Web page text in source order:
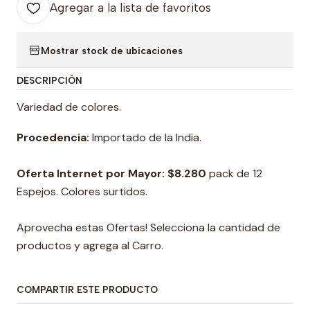
Agregar a la lista de favoritos
Mostrar stock de ubicaciones
DESCRIPCIÓN
Variedad de colores.
Procedencia: Importado de la India.
Oferta Internet por Mayor: $8.280 pack de 12
Espejos. Colores surtidos.
Aprovecha estas Ofertas! Selecciona la cantidad de
productos y agrega al Carro.
COMPARTIR ESTE PRODUCTO